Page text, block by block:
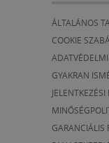
ÁLTALÁNOS
COOKIE
GYAKRAN
JELENTKEZÉSI
GARANCIÁLIS